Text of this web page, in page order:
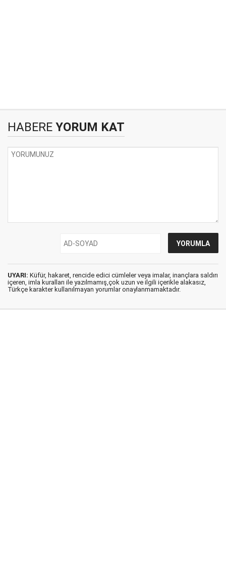
HABERE YORUM KAT
UYARI: Küfür, hakaret, rencide edici cümleler veya imalar, inançlara saldırı
içeren, imla kuralları ile yazılmamış,çok uzun ve ilgili içerikle alakasız,
Türkçe karakter kullanılmayan yorumlar onaylanmamaktadır.